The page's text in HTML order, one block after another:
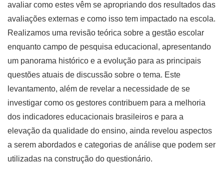
avaliar como estes vêm se apropriando dos resultados das
avaliações externas e como isso tem impactado na escola.
Realizamos uma revisão teórica sobre a gestão escolar
enquanto campo de pesquisa educacional, apresentando
um panorama histórico e a evolução para as principais
questões atuais de discussão sobre o tema. Este
levantamento, além de revelar a necessidade de se
investigar como os gestores contribuem para a melhoria
dos indicadores educacionais brasileiros e para a
elevação da qualidade do ensino, ainda revelou aspectos
a serem abordados e categorias de análise que podem ser
utilizadas na construção do questionário.